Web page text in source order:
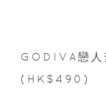
GODIVA戀人
(HK$490)